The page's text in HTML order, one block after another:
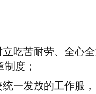
立吃苦耐劳、全心
度；
一发放的工作服